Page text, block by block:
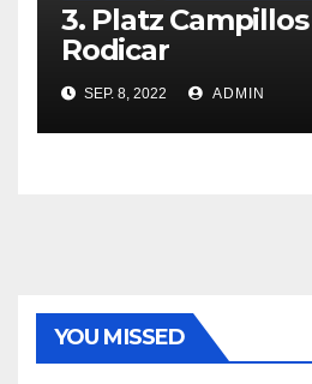
3. Platz
Rodicar
SEP. 8, 2022 ADMIN
YOU MISSED